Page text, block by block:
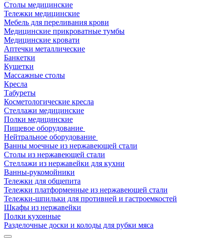
Столы медицинские
Тележки медицинские
Мебель для переливания крови
Медицинские прикроватные тумбы
Медицинские кровати
Аптечки металлические
Банкетки
Кушетки
Массажные столы
Кресла
Табуреты
Косметологические кресла
Стеллажи медицинские
Полки медицинские
Пищевое оборудование
Нейтральное оборудование
Ванны моечные из нержавеющей стали
Столы из нержавеющей стали
Стеллажи из нержавейки для кухни
Ванны-рукомойники
Тележки для общепита
Тележки платформенные из нержавеющей стали
Тележки-шпильки для противней и гастроемкостей
Шкафы из нержавейки
Полки кухонные
Разделочные доски и колоды для рубки мяса